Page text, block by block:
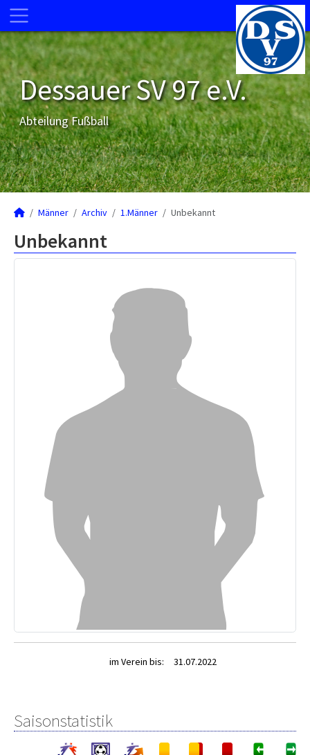
Dessauer SV 97 e.V.
Abteilung Fußball
Männer Archiv 1.Männer Unbekannt
Unbekannt
im Verein bis: 31.07.2022
Saisonstatistik